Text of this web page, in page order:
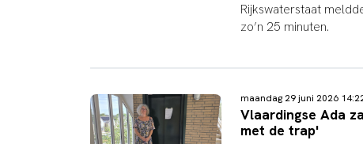
Rijkswaterstaat
zo’n 25 minuten.
maandag 29 juni 2026
Vlaardingse Ada
met de trap'